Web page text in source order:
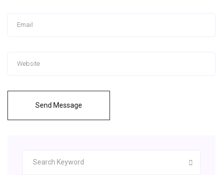
Send Message